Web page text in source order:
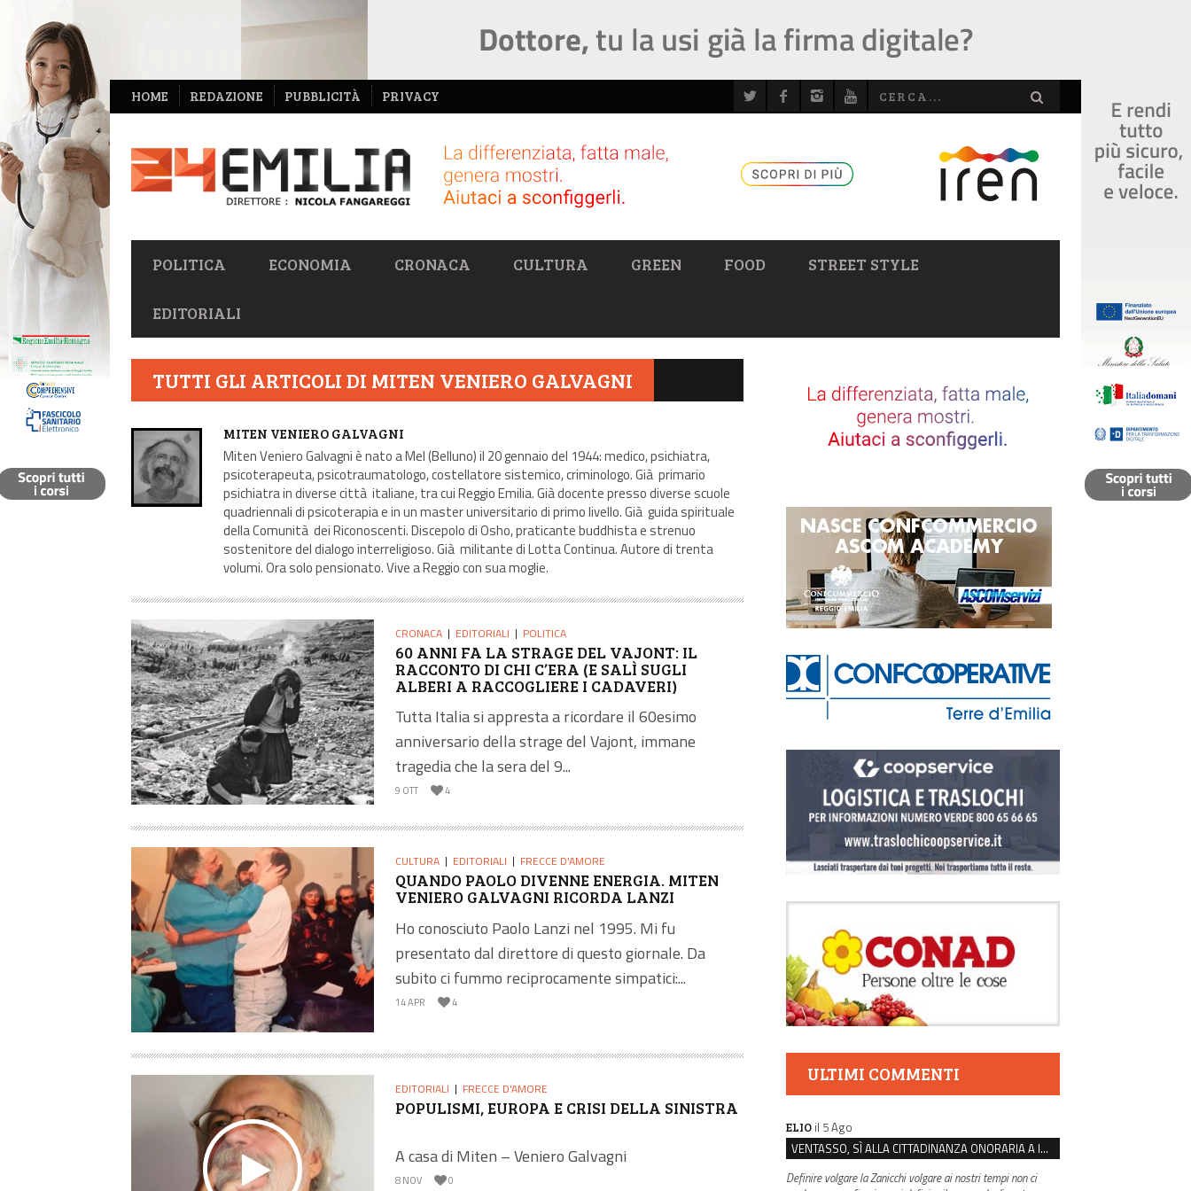
NAVIGAZIONE
SECONDARIA
HOME REDAZIONE PUBBLICITÀ PRIVACY
NAVIGAZIONE
PRIMARIA
POLITICA ECONOMIA CRONACA CULTURA GREEN FOOD STREET STYLE
EDITORIALI
TUTTI GLI ARTICOLI DI MITEN VENIERO GALVAGNI
AUTORE
MITEN VENIERO GALVAGNI
Miten Veniero Galvagni è nato a Mel (Belluno) il 20 gennaio del 1944: medico, psichiatra,
psicoterapeuta, psicotraumatologo, costellatore sistemico, criminologo. Già primario
psichiatra in diverse città italiane, tra cui Reggio Emilia. Già docente presso diverse scuole
quadriennali di psicoterapia e in un master universitario di primo livello. Già guida spirituale
della Comunità dei Riconoscenti. Discepolo di Osho, praticante buddhista e strenuo
sostenitore del dialogo interreligioso. Già militante di Lotta Continua. Autore di trenta
volumi. Ora solo pensionato. Vive a Reggio con sua moglie.
CRONACA EDITORIALI POLITICA
60 ANNI FA LA STRAGE DEL VAJONT: IL
RACCONTO DI CHI C’ERA (E SALÌ SUGLI
ALBERI A RACCOGLIERE I CADAVERI)
Tutta Italia si appresta a ricordare il 60esimo
anniversario della strage del Vajont, immane
tragedia che la sera del 9...
9 OTT 4
CULTURA EDITORIALI FRECCE D'AMORE
QUANDO PAOLO DIVENNE ENERGIA. MITEN
VENIERO GALVAGNI RICORDA LANZI
Ho conosciuto Paolo Lanzi nel 1995. Mi fu
presentato dal direttore di questo giornale. Da
subito ci fummo reciprocamente simpatici:...
14 APR 4
EDITORIALI FRECCE D'AMORE
POPULISMI, EUROPA E CRISI DELLA SINISTRA
A casa di Miten – Veniero Galvagni
8 NOV 0
ULTIMI COMMENTI
ELIO il 5 Ago
VENTASSO, SÌ ALLA CITTADINANZA ONORARIA A IVA ZANICCHI. MA BARGIACCHI: “È DI PESSIMO GUSTO”
Definire volgare la Zanicchi volgare ai nostri tempi non ci